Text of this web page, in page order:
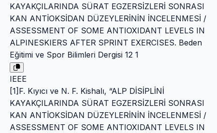
KAYAKÇILARINDA SÜRAT EGZERSİZLERİ SONRASI
KAN ANTİOKSİDAN DÜZEYLERİNİN İNCELENMESİ /
ASSESSMENT OF SOME ANTIOXIDANT LEVELS IN
ALPINESKIERS AFTER SPRINT EXERCISES. Beden
Eğitimi ve Spor Bilimleri Dergisi 12 1
IEEE
[1]F. Kıyıcı ve N. F. Kishalı, “ALP DİSİPLİNİ
KAYAKÇILARINDA SÜRAT EGZERSİZLERİ SONRASI
KAN ANTİOKSİDAN DÜZEYLERİNİN İNCELENMESİ /
ASSESSMENT OF SOME ANTIOXIDANT LEVELS IN